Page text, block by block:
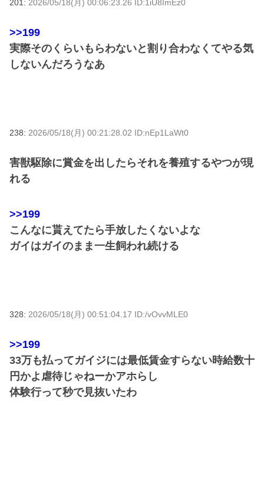
201: 2026/05/18(月) 00:06:23.26 ID:1iU8ImEz0
>>199
実際そのくらいもらわないと割り合わなくてやる気
しないんだろうなあ
238: 2026/05/18(月) 00:21:28.02 ID:nEp1LaWt0
害獣駆除に賞金を出したらそれを養殖するやつが現
れる
>>199
こんなに貰えてたら手放したくないよな
ガイはガイのまま一生飼われ続ける
328: 2026/05/18(月) 00:51:04.17 ID:/vOvvMLE0
>>199
33万も払ってガイジには最低賃金すらない時給数十
円かよ虐待じゃねーかアホらし
体験行って秒で見抜いたわ